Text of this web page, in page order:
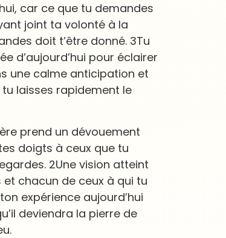
car ce que tu demandes
joint ta volonté à la
doit t’être donné. 3Tu
d’aujourd’hui pour éclairer
une calme anticipation et
laisses rapidement le
prend un dévouement
doigts à ceux que tu
2Une vision atteint
chacun de ceux à qui tu
expérience aujourd’hui
deviendra la pierre de